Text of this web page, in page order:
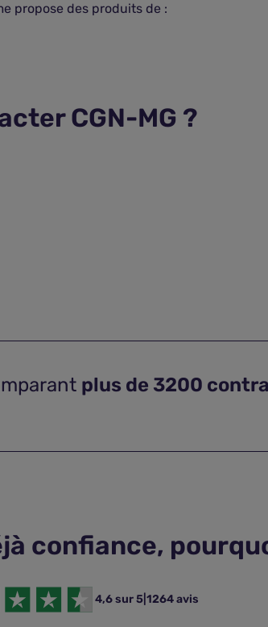
propose des produits de :
CGN-MG ?
plus de 3200
confiance,
4,6 sur 5 1264 avis